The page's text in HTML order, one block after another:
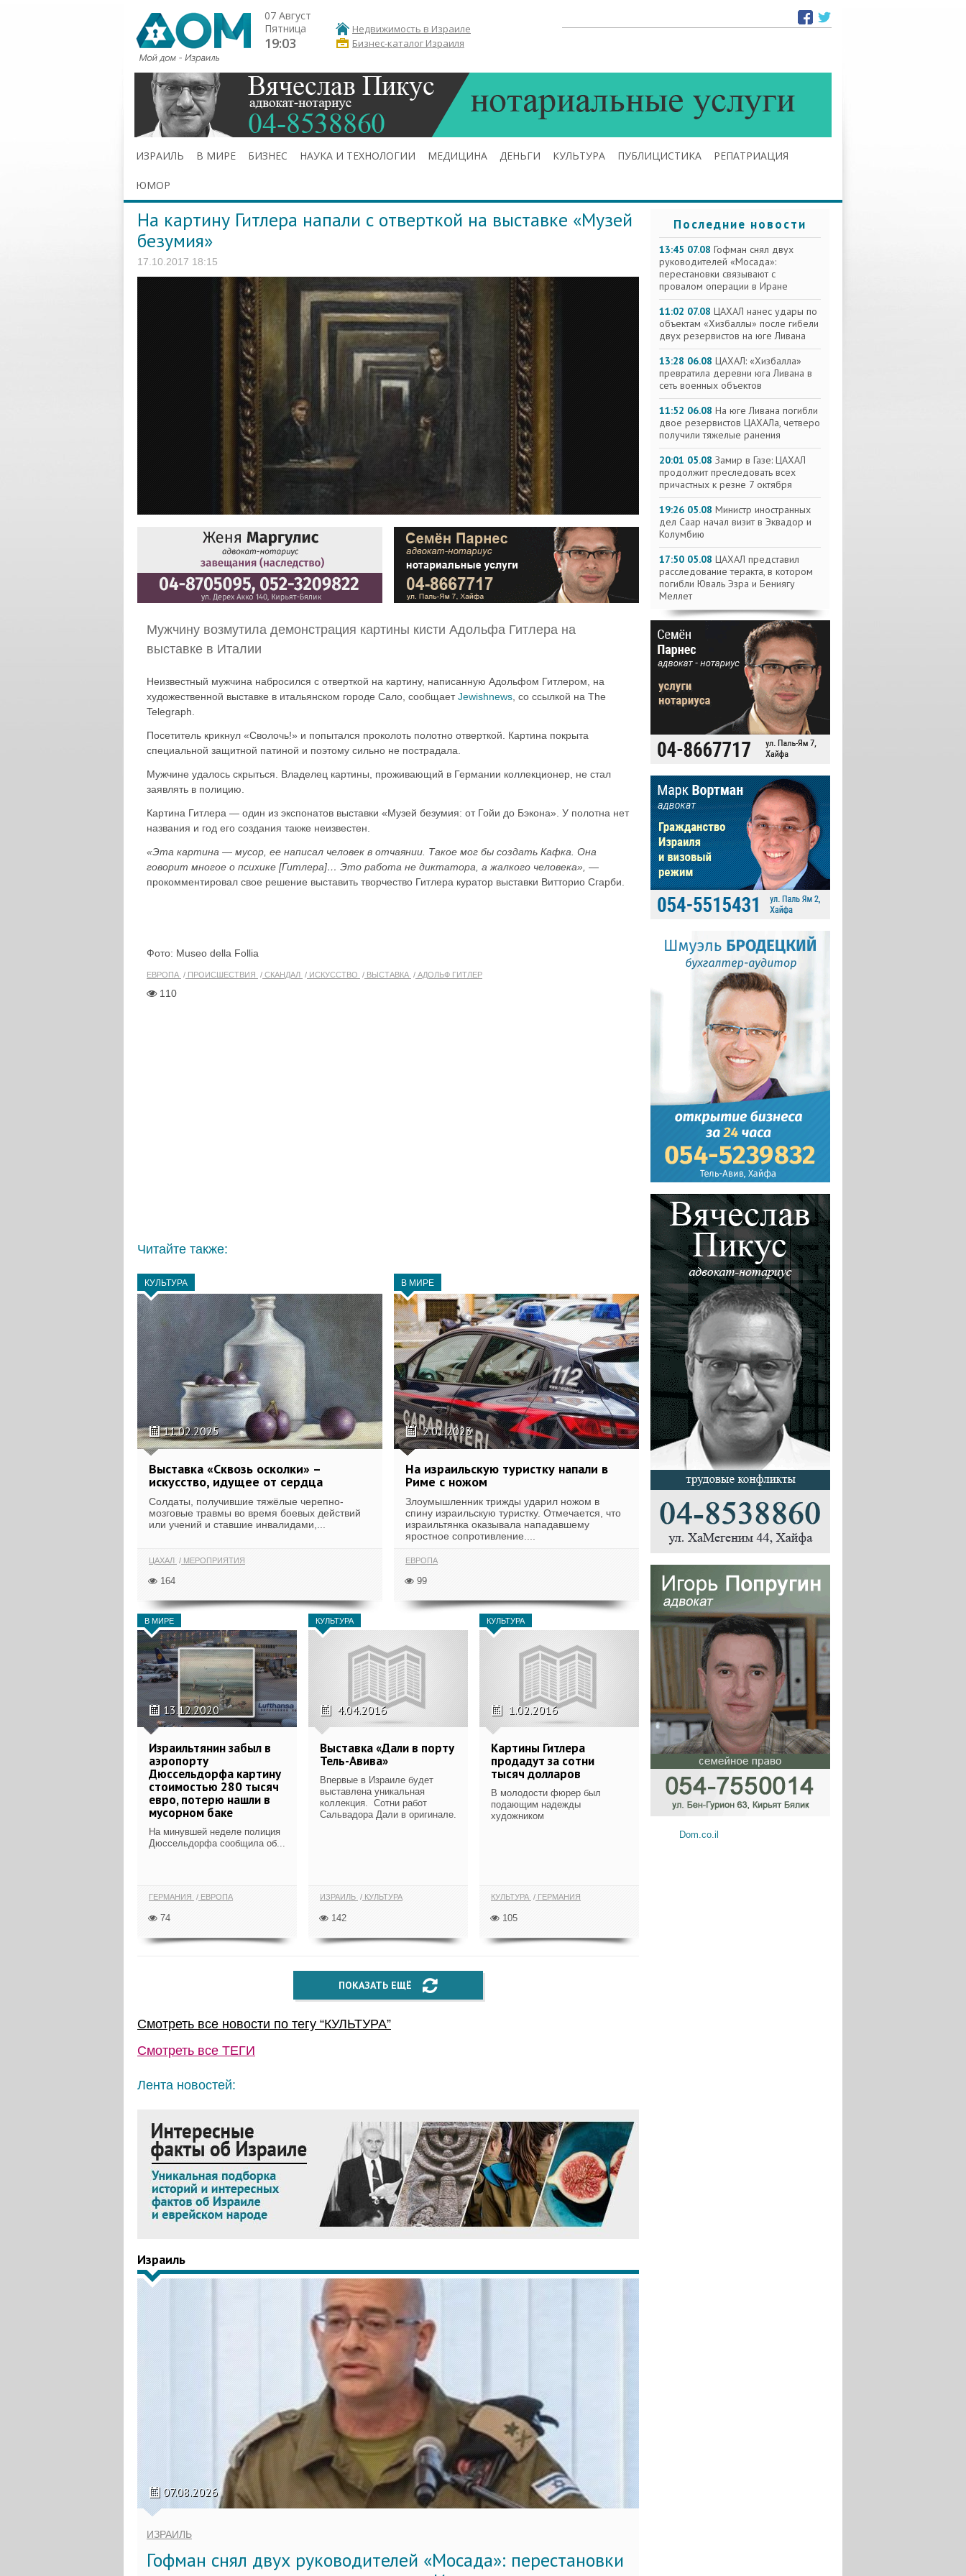
07 Август
Пятница
19:03
Недвижимость в Израиле
Бизнес-каталог Израиля
ИЗРАИЛЬ В МИРЕ БИЗНЕС НАУКА И ТЕХНОЛОГИИ МЕДИЦИНА ДЕНЬГИ КУЛЬТУРА ПУБЛИЦИСТИКА РЕПАТРИАЦИЯ
ЮМОР
На картину Гитлера напали с отверткой на выставке «Музей
безумия»
17.10.2017 18:15
Мужчину возмутила демонстрация картины кисти Адольфа Гитлера на
выставке в Италии
Неизвестный мужчина набросился с отверткой на картину, написанную Адольфом Гитлером, на
художественной выставке в итальянском городе Сало, сообщаетJewishnews , со ссылкой на The
Telegraph.
Посетитель крикнул «Сволочь!» и попытался проколоть полотно отверткой. Картина покрыта
специальной защитной патиной и поэтому сильно не пострадала.
Мужчине удалось скрыться. Владелец картины, проживающий в Германии коллекционер, не стал
заявлять в полицию.
Картина Гитлера — один из экспонатов выставки «Музей безумия: от Гойи до Бэкона». У полотна нет
названия и год его создания также неизвестен.
«Эта картина — мусор, ее написал человек в отчаянии. Такое мог бы создать Кафка. Она
говорит многое о психике [Гитлера]… Это работа не диктатора, а жалкого человека», —
прокомментировал свое решение выставить творчество Гитлера куратор выставки Витторио Сгарби.
Фото: Museo della Follia
ЕВРОПА ПРОИСШЕСТВИЯ СКАНДАЛ ИСКУССТВО ВЫСТАВКА АДОЛЬФ ГИТЛЕР
110
Читайте также:
КУЛЬТУРА
11.02.2025
Выставка «Сквозь осколки» –
искусство, идущее от сердца
Солдаты, получившие тяжёлые черепно-
мозговые травмы во время боевых действий
или учений и ставшие инвалидами,...
ЦАХАЛ МЕРОПРИЯТИЯ
164
В МИРЕ
2.01.2023
На израильскую туристку напали в
Риме с ножом
Злоумышленник трижды ударил ножом в
спину израильскую туристку. Отмечается, что
израильтянка оказывала нападавшему
яростное сопротивление....
ЕВРОПА
99
В МИРЕ
13.12.2020
Израильтянин забыл в
аэропорту
Дюссельдорфа картину
стоимостью 280 тысяч
евро, потерю нашли в
мусорном баке
На минувшей неделе полиция
Дюссельдорфа сообщила об...
ГЕРМАНИЯ ЕВРОПА
74
КУЛЬТУРА
4.04.2016
Выставка «Дали в порту
Тель-Авива»
Впервые в Израиле будет
выставлена уникальная
коллекция. Сотни работ
Сальвадора Дали в оригинале.
ИЗРАИЛЬ КУЛЬТУРА
142
КУЛЬТУРА
1.02.2016
Картины Гитлера
продадут за сотни
тысяч долларов
В молодости фюрер был
подающим надежды
художником
КУЛЬТУРА ГЕРМАНИЯ
105
ПОКАЗАТЬ ЕЩЁ
Смотреть все новости по тегу “КУЛЬТУРА”
Смотреть все ТЕГИ
Лента новостей:
Израиль
07.08.2026
ИЗРАИЛЬ
Гофман снял двух руководителей «Мосада»: перестановки
Последние новости
13:45 07.08 Гофман снял двух
руководителей «Мосада»:
перестановки связывают с
провалом операции в Иране
11:02 07.08 ЦАХАЛ нанес удары по
объектам «Хизбаллы» после гибели
двух резервистов на юге Ливана
13:28 06.08 ЦАХАЛ: «Хизбалла»
превратила деревни юга Ливана в
сеть военных объектов
11:52 06.08 На юге Ливана погибли
двое резервистов ЦАХАЛа, четверо
получили тяжелые ранения
20:01 05.08 Замир в Газе: ЦАХАЛ
продолжит преследовать всех
причастных к резне 7 октября
19:26 05.08 Министр иностранных
дел Саар начал визит в Эквадор и
Колумбию
17:50 05.08 ЦАХАЛ представил
расследование теракта, в котором
погибли Юваль Эзра и Бениягу
Меллет
Dom.co.il